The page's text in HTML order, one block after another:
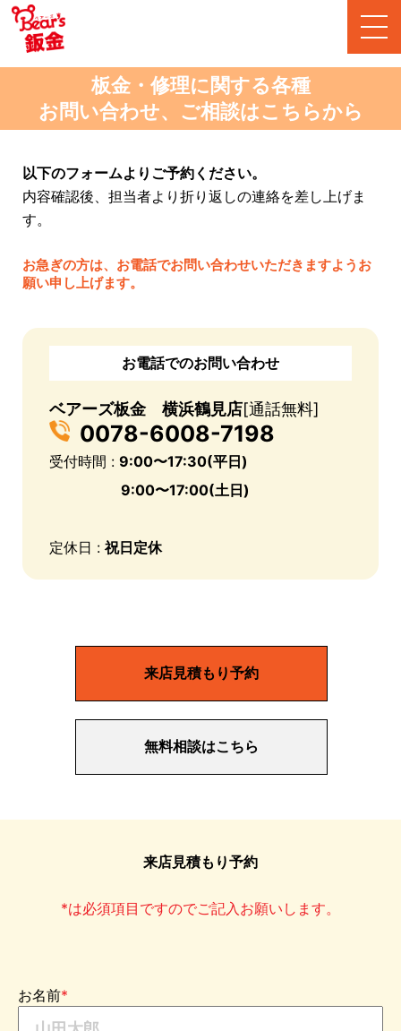
板金・修理に関する各種
お問い合わせ、ご相談はこちらから
以下のフォームよりご予約ください。
内容確認後、担当者より折り返しの連絡を差し上げま
す。
お急ぎの方は、お電話でお問い合わせいただきますようお
願い申し上げます。
お電話でのお問い合わせ
ベアーズ板金 横浜鶴見店[通話無料]
0078-6008-7198
受付時間 : 9:00〜17:30(平日)
9:00〜17:00(土日)
定休日 :祝日定休
来店見積もり予約
無料相談はこちら
来店見積もり予約
*は必須項目ですのでご記入お願いします。
お名前*